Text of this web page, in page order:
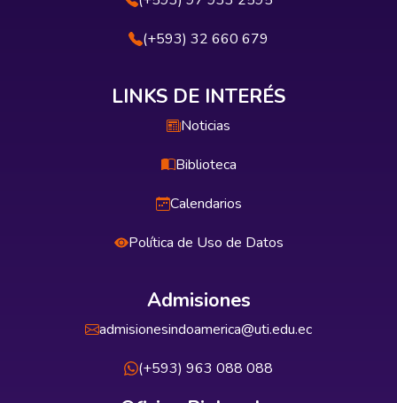
(+593) 32 660 679
LINKS DE INTERÉS
Noticias
Biblioteca
Calendarios
Política de Uso de Datos
Admisiones
admisionesindoamerica@uti.edu.ec
(+593) 963 088 088